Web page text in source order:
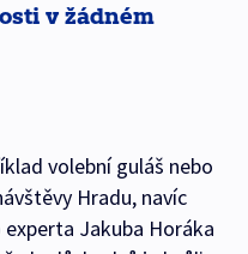
v žádném
volební guláš nebo
Hradu, navíc
Jakuba Horáka